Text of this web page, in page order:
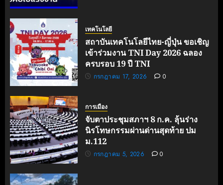
เทคโนโลยี
สถาบันเทคโนโลยีไทย-ญี่ปุ่น ขอเชิญ
เข้าร่วมงาน TNI Day 2026 ฉลอง
ครบรอบ 19 ปี TNI
กรกฎาคม 17, 2026 0
การเมือง
จับตาประชุมสภาฯ 8 ก.ค. ลุ้นร่าง
นิรโทษกรรมผ่านด่านสุดท้าย ปม
ม.112
กรกฎาคม 5, 2026 0